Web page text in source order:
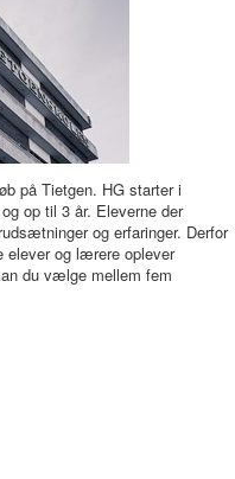
på Tietgen. HG starter i
op til 3 år. Eleverne der
og erfaringer. Derfor
elever og lærere oplever
du vælge mellem fem